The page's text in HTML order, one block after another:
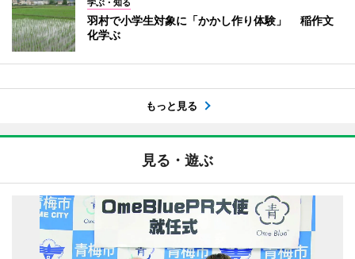
学ぶ・知る
羽村で小学生対象に「かかし作り体験」 稲作文
化学ぶ
もっと見る
見る・遊ぶ